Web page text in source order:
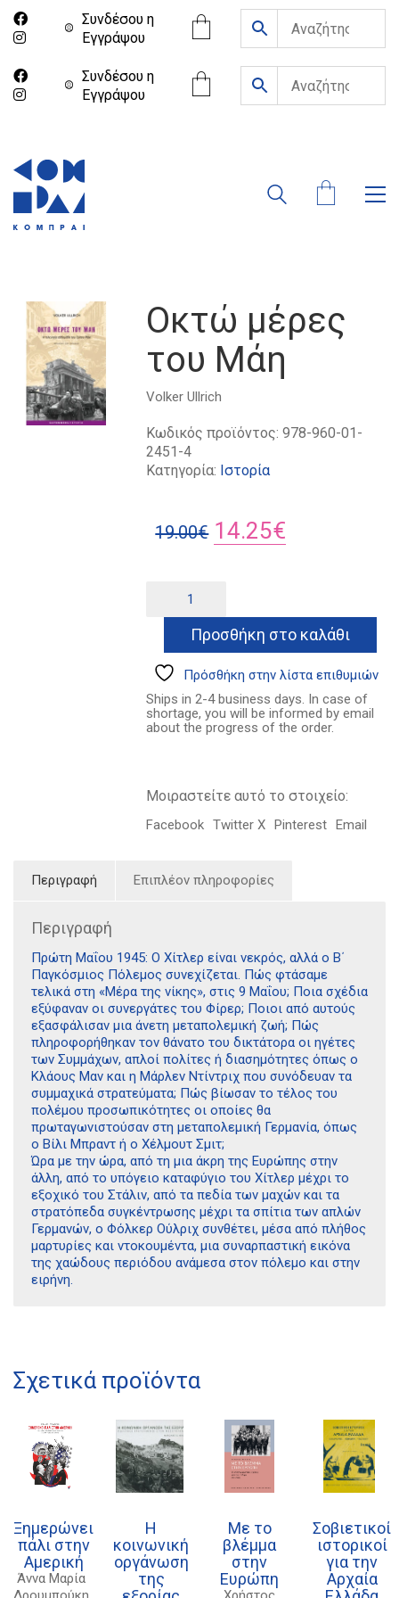
Συνδέσου η
Eγγράψου
Συνδέσου η
Eγγράψου
Οκτώ μέρες
του Μάη
Volker Ullrich
Κωδικός προϊόντος:978-960-01-
2451-4
Κατηγορία: Ιστορία
19.00€ Original
19.00€.
14.25€
είναι:
14.25€.
του
ποσότητα
Προσθήκη στο καλάθι
Πρόσθήκη στην λίστα επιθυμιών
Ships in 2-4 business days. In case of
shortage, you will be informed by email
about the progress of the order.
Μοιραστείτε αυτό το στοιχείο:
Facebook Twitter X Pinterest Email
Περιγραφή Επιπλέον πληροφορίες
Περιγραφή
Πρώτη Μαΐου 1945: Ο Χίτλερ είναι νεκρός, αλλά ο Β΄
Παγκόσμιος Πόλεμος συνεχίζεται. Πώς φτάσαμε
τελικά στη «Μέρα της νίκης», στις 9 Μαΐου; Ποια σχέδια
εξύφαναν οι συνεργάτες του Φίρερ; Ποιοι από αυτούς
εξασφάλισαν μια άνετη μεταπολεμική ζωή; Πώς
πληροφορήθηκαν τον θάνατο του δικτάτορα οι ηγέτες
των Συμμάχων, απλοί πολίτες ή διασημότητες όπως ο
Κλάους Μαν και η Μάρλεν Ντίντριχ που συνόδευαν τα
συμμαχικά στρατεύματα; Πώς βίωσαν το τέλος του
πολέμου προσωπικότητες οι οποίες θα
πρωταγωνιστούσαν στη μεταπολεμική Γερμανία, όπως
ο Βίλι Μπραντ ή ο Χέλμουτ Σμιτ;
Ώρα με την ώρα, από τη μια άκρη της Ευρώπης στην
άλλη, από το υπόγειο καταφύγιο του Χίτλερ μέχρι το
εξοχικό του Στάλιν, από τα πεδία των μαχών και τα
στρατόπεδα συγκέντρωσης μέχρι τα σπίτια των απλών
Γερμανών, ο Φόλκερ Ούλριχ συνθέτει, μέσα από πλήθος
μαρτυρίες και ντοκουμέντα, μια συναρπαστική εικόνα
της χαώδους περιόδου ανάμεσα στον πόλεμο και στην
ειρήνη.
Σχετικά προϊόντα
Ξημερώνει
πάλι στην
Αμερική
Άννα Μαρία
Η
κοινωνική
οργάνωση
της
Με το
βλέμμα
στην
Ευρώπη
Σοβιετικοί
ιστορικοί
για την
Αρχαία
21 1750 8340
kombrai.bs@gmail.com
Πολιτική προστασίας δεδομένων
Τρόποι Πληρωμής
Όροι χρήσης